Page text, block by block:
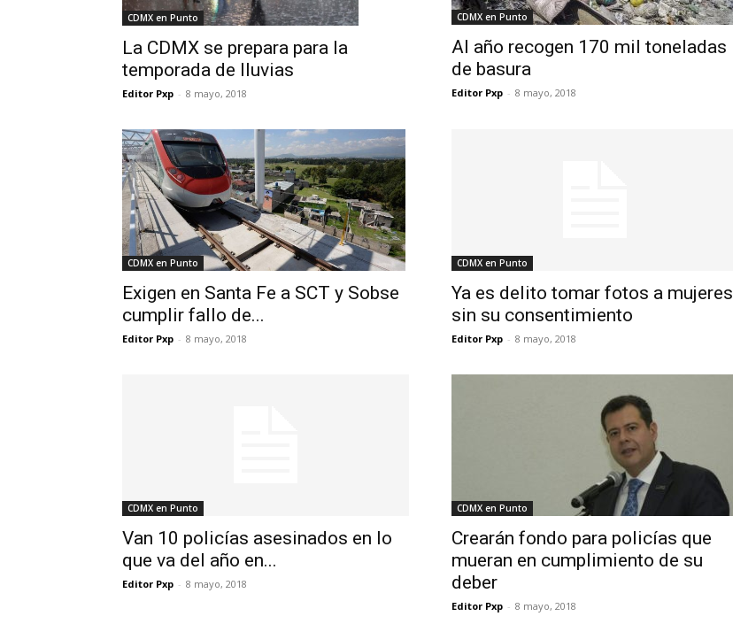
CDMX en Punto
La CDMX se prepara para la
temporada de lluvias
Editor Pxp - 8 mayo, 2018
CDMX en Punto
Al año recogen 170 mil toneladas
de basura
Editor Pxp - 8 mayo, 2018
CDMX en Punto
Exigen en Santa Fe a SCT y Sobse
cumplir fallo de...
Editor Pxp - 8 mayo, 2018
CDMX en Punto
Ya es delito tomar fotos a mujeres
sin su consentimiento
Editor Pxp - 8 mayo, 2018
CDMX en Punto
Van 10 policías asesinados en lo
que va del año en...
Editor Pxp - 8 mayo, 2018
CDMX en Punto
Crearán fondo para policías que
mueran en cumplimiento de su
deber
Editor Pxp - 8 mayo, 2018